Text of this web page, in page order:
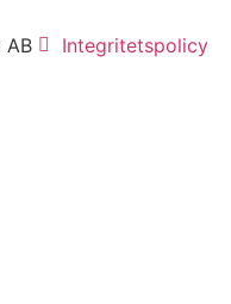
AB Integritetspolicy